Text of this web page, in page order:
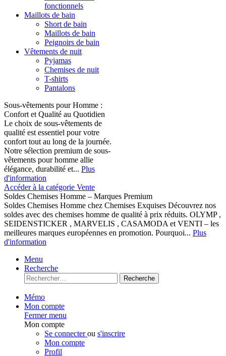
fonctionnels
Maillots de bain
Short de bain
Maillots de bain
Peignoirs de bain
Vêtements de nuit
Pyjamas
Chemises de nuit
T-shirts
Pantalons
Sous-vêtements pour Homme :
Confort et Qualité au Quotidien
Le choix de sous-vêtements de
qualité est essentiel pour votre
confort tout au long de la journée.
Notre sélection premium de sous-
vêtements pour homme allie
élégance, durabilité et... Plus
d'information
Accéder à la catégorie Vente
Soldes Chemises Homme – Marques Premium
Soldes Chemises Homme chez Chemises Exquises Découvrez nos
soldes avec des chemises homme de qualité à prix réduits. OLYMP ,
SEIDENSTICKER , MARVELIS , CASAMODA et VENTI – les
meilleures marques européennes en promotion. Pourquoi... Plus
d'information
Menu
Recherche
Recherche
Mémo
Mon compte
Fermer menu
Mon compte
Se connecterou s'inscrire
Mon compte
Profil